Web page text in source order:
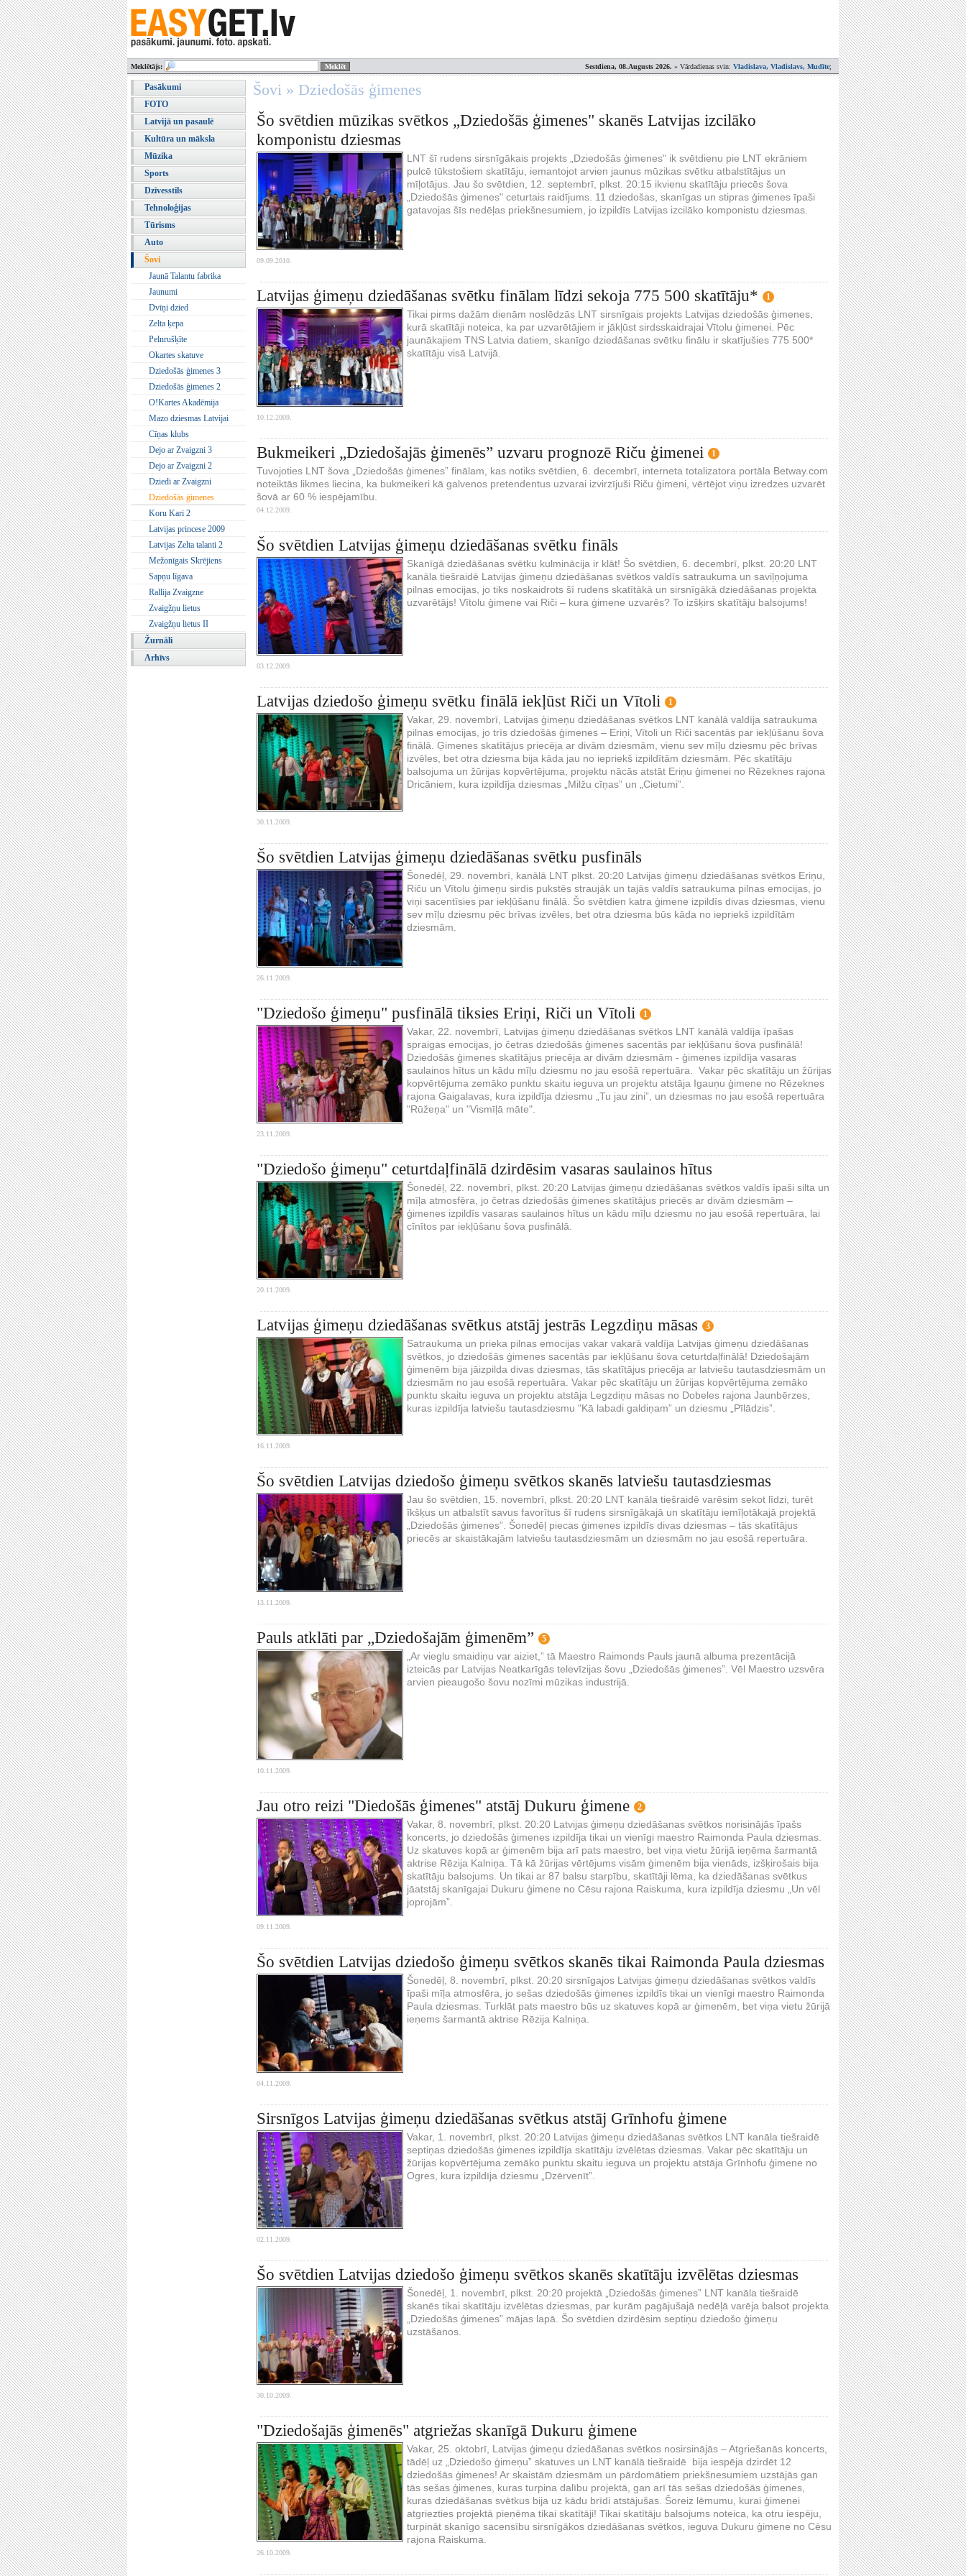
Sestdiena, 08.Augusts 2026. » Vārdadienas svin: Vladislava, Vladislavs, Mudīte;
Meklētājs:
Pasākumi
FOTO
Latvijā un pasaulē
Kultūra un māksla
Mūzika
Sports
Dzīvesstils
Tehnoloģijas
Tūrisms
Auto
Šovi
Jaunā Talantu fabrika
Jaunumi
Dvīņi dzied
Zelta ķepa
Pelnrušķīte
Okartes skatuve
Dziedošās ģimenes 3
Dziedošās ģimenes 2
O!Kartes Akadēmija
Mazo dziesmas Latvijai
Cīņas klubs
Dejo ar Zvaigzni 3
Dejo ar Zvaigzni 2
Dziedi ar Zvaigzni
Dziedošās ģimenes
Koru Kari 2
Latvijas princese 2009
Latvijas Zelta talanti 2
Mežonīgais Skrējiens
Sapņu līgava
Rallija Zvaigzne
Zvaigžņu lietus
Zvaigžņu lietus II
Žurnāli
Arhīvs
Šovi » Dziedošās ģimenes
Šo svētdien mūzikas svētkos „Dziedošās ģimenes" skanēs Latvijas izcilāko
komponistu dziesmas
LNT šī rudens sirsnīgākais projekts „Dziedošās ģimenes" ik svētdienu pie LNT ekrāniem
pulcē tūkstošiem skatītāju, iemantojot arvien jaunus mūzikas svētku atbalstītājus un
mīļotājus. Jau šo svētdien, 12. septembrī, plkst. 20:15 ikvienu skatītāju priecēs šova
„Dziedošās ģimenes" ceturtais raidījums. 11 dziedošas, skanīgas un stipras ģimenes īpaši
gatavojas šīs nedēļas priekšnesumiem, jo izpildīs Latvijas izcilāko komponistu dziesmas.
09.09.2010.
Latvijas ģimeņu dziedāšanas svētku finālam līdzi sekoja 775 500 skatītāju* 1
Tikai pirms dažām dienām noslēdzās LNT sirsnīgais projekts Latvijas dziedošās ģimenes,
kurā skatītāji noteica, ka par uzvarētājiem ir jākļūst sirdsskaidrajai Vītolu ģimenei. Pēc
jaunākajiem TNS Latvia datiem, skanīgo dziedāšanas svētku finālu ir skatījušies 775 500*
skatītāju visā Latvijā.
10.12.2009.
Bukmeikeri „Dziedošajās ģimenēs” uzvaru prognozē Riču ģimenei 1
Tuvojoties LNT šova „Dziedošās ģimenes” finālam, kas notiks svētdien, 6. decembrī, interneta totalizatora portāla Betway.com
noteiktās likmes liecina, ka bukmeikeri kā galvenos pretendentus uzvarai izvirzījuši Riču ģimeni, vērtējot viņu izredzes uzvarēt
šovā ar 60 % iespējamību.
04.12.2009.
Šo svētdien Latvijas ģimeņu dziedāšanas svētku fināls
Skanīgā dziedāšanas svētku kulminācija ir klāt! Šo svētdien, 6. decembrī, plkst. 20:20 LNT
kanāla tiešraidē Latvijas ģimeņu dziedāšanas svētkos valdīs satraukuma un saviļņojuma
pilnas emocijas, jo tiks noskaidrots šī rudens skatītākā un sirsnīgākā dziedāšanas projekta
uzvarētājs! Vītolu ģimene vai Riči – kura ģimene uzvarēs? To izšķirs skatītāju balsojums!
03.12.2009.
Latvijas dziedošo ģimeņu svētku finālā iekļūst Riči un Vītoli 1
Vakar, 29. novembrī, Latvijas ģimeņu dziedāšanas svētkos LNT kanālā valdīja satraukuma
pilnas emocijas, jo trīs dziedošās ģimenes – Eriņi, Vītoli un Riči sacentās par iekļūšanu šova
finālā. Ģimenes skatītājus priecēja ar divām dziesmām, vienu sev mīļu dziesmu pēc brīvas
izvēles, bet otra dziesma bija kāda jau no iepriekš izpildītām dziesmām. Pēc skatītāju
balsojuma un žūrijas kopvērtējuma, projektu nācās atstāt Eriņu ģimenei no Rēzeknes rajona
Dricāniem, kura izpildīja dziesmas „Milžu cīņas” un „Cietumi”.
30.11.2009.
Šo svētdien Latvijas ģimeņu dziedāšanas svētku pusfināls
Šonedēļ, 29. novembrī, kanālā LNT plkst. 20:20 Latvijas ģimeņu dziedāšanas svētkos Eriņu,
Riču un Vītolu ģimeņu sirdis pukstēs straujāk un tajās valdīs satraukuma pilnas emocijas, jo
viņi sacentīsies par iekļūšanu finālā. Šo svētdien katra ģimene izpildīs divas dziesmas, vienu
sev mīļu dziesmu pēc brīvas izvēles, bet otra dziesma būs kāda no iepriekš izpildītām
dziesmām.
26.11.2009.
"Dziedošo ģimeņu" pusfinālā tiksies Eriņi, Riči un Vītoli 1
Vakar, 22. novembrī, Latvijas ģimeņu dziedāšanas svētkos LNT kanālā valdīja īpašas
spraigas emocijas, jo četras dziedošās ģimenes sacentās par iekļūšanu šova pusfinālā!
Dziedošās ģimenes skatītājus priecēja ar divām dziesmām - ģimenes izpildīja vasaras
saulainos hītus un kādu mīļu dziesmu no jau esošā repertuāra. Vakar pēc skatītāju un žūrijas
kopvērtējuma zemāko punktu skaitu ieguva un projektu atstāja Igauņu ģimene no Rēzeknes
rajona Gaigalavas, kura izpildīja dziesmu „Tu jau zini”, un dziesmas no jau esošā repertuāra
"Rūžeņa" un "Vismīļā māte".
23.11.2009.
"Dziedošo ģimeņu" ceturtdaļfinālā dzirdēsim vasaras saulainos hītus
Šonedēļ, 22. novembrī, plkst. 20:20 Latvijas ģimeņu dziedāšanas svētkos valdīs īpaši silta un
mīļa atmosfēra, jo četras dziedošās ģimenes skatītājus priecēs ar divām dziesmām –
ģimenes izpildīs vasaras saulainos hītus un kādu mīļu dziesmu no jau esošā repertuāra, lai
cīnītos par iekļūšanu šova pusfinālā.
20.11.2009.
Latvijas ģimeņu dziedāšanas svētkus atstāj jestrās Legzdiņu māsas 3
Satraukuma un prieka pilnas emocijas vakar vakarā valdīja Latvijas ģimeņu dziedāšanas
svētkos, jo dziedošās ģimenes sacentās par iekļūšanu šova ceturtdaļfinālā! Dziedošajām
ģimenēm bija jāizpilda divas dziesmas, tās skatītājus priecēja ar latviešu tautasdziesmām un
dziesmām no jau esošā repertuāra. Vakar pēc skatītāju un žūrijas kopvērtējuma zemāko
punktu skaitu ieguva un projektu atstāja Legzdiņu māsas no Dobeles rajona Jaunbērzes,
kuras izpildīja latviešu tautasdziesmu "Kā labadi galdiņam” un dziesmu „Pīlādzis”.
16.11.2009.
Šo svētdien Latvijas dziedošo ģimeņu svētkos skanēs latviešu tautasdziesmas
Jau šo svētdien, 15. novembrī, plkst. 20:20 LNT kanāla tiešraidē varēsim sekot līdzi, turēt
īkšķus un atbalstīt savus favorītus šī rudens sirsnīgākajā un skatītāju iemīļotākajā projektā
„Dziedošās ģimenes”. Šonedēļ piecas ģimenes izpildīs divas dziesmas – tās skatītājus
priecēs ar skaistākajām latviešu tautasdziesmām un dziesmām no jau esošā repertuāra.
13.11.2009.
Pauls atklāti par „Dziedošajām ģimenēm” 5
„Ar vieglu smaidiņu var aiziet,” tā Maestro Raimonds Pauls jaunā albuma prezentācijā
izteicās par Latvijas Neatkarīgās televīzijas šovu „Dziedošās ģimenes”. Vēl Maestro uzsvēra
arvien pieaugošo šovu nozīmi mūzikas industrijā.
10.11.2009.
Jau otro reizi "Diedošās ģimenes" atstāj Dukuru ģimene 2
Vakar, 8. novembrī, plkst. 20:20 Latvijas ģimeņu dziedāšanas svētkos norisinājās īpašs
koncerts, jo dziedošās ģimenes izpildīja tikai un vienīgi maestro Raimonda Paula dziesmas.
Uz skatuves kopā ar ģimenēm bija arī pats maestro, bet viņa vietu žūrijā ieņēma šarmantā
aktrise Rēzija Kalniņa. Tā kā žūrijas vērtējums visām ģimenēm bija vienāds, izšķirošais bija
skatītāju balsojums. Un tikai ar 87 balsu starpību, skatītāji lēma, ka dziedāšanas svētkus
jāatstāj skanīgajai Dukuru ģimene no Cēsu rajona Raiskuma, kura izpildīja dziesmu „Un vēl
joprojām”.
09.11.2009.
Šo svētdien Latvijas dziedošo ģimeņu svētkos skanēs tikai Raimonda Paula dziesmas
Šonedēļ, 8. novembrī, plkst. 20:20 sirsnīgajos Latvijas ģimeņu dziedāšanas svētkos valdīs
īpaši mīļa atmosfēra, jo sešas dziedošās ģimenes izpildīs tikai un vienīgi maestro Raimonda
Paula dziesmas. Turklāt pats maestro būs uz skatuves kopā ar ģimenēm, bet viņa vietu žūrijā
ieņems šarmantā aktrise Rēzija Kalniņa.
04.11.2009.
Sirsnīgos Latvijas ģimeņu dziedāšanas svētkus atstāj Grīnhofu ģimene
Vakar, 1. novembrī, plkst. 20:20 Latvijas ģimeņu dziedāšanas svētkos LNT kanāla tiešraidē
septiņas dziedošās ģimenes izpildīja skatītāju izvēlētas dziesmas. Vakar pēc skatītāju un
žūrijas kopvērtējuma zemāko punktu skaitu ieguva un projektu atstāja Grīnhofu ģimene no
Ogres, kura izpildīja dziesmu „Dzērvenīt”.
02.11.2009.
Šo svētdien Latvijas dziedošo ģimeņu svētkos skanēs skatītāju izvēlētas dziesmas
Šonedēļ, 1. novembrī, plkst. 20:20 projektā „Dziedošās ģimenes” LNT kanāla tiešraidē
skanēs tikai skatītāju izvēlētas dziesmas, par kurām pagājušajā nedēļā varēja balsot projekta
„Dziedošās ģimenes” mājas lapā. Šo svētdien dzirdēsim septiņu dziedošo ģimeņu
uzstāšanos.
30.10.2009.
"Dziedošajās ģimenēs" atgriežas skanīgā Dukuru ģimene
Vakar, 25. oktobrī, Latvijas ģimeņu dziedāšanas svētkos nosirsinājās – Atgriešanās koncerts,
tādēļ uz „Dziedošo ģimeņu” skatuves un LNT kanālā tiešraidē bija iespēja dzirdēt 12
dziedošās ģimenes! Ar skaistām dziesmām un pārdomātiem priekšnesumiem uzstājās gan
tās sešas ģimenes, kuras turpina dalību projektā, gan arī tās sešas dziedošās ģimenes,
kuras dziedāšanas svētkus bija uz kādu brīdi atstājušas. Šoreiz lēmumu, kurai ģimenei
atgriezties projektā pieņēma tikai skatītāji! Tikai skatītāju balsojums noteica, ka otru iespēju,
turpināt skanīgo sacensību sirsnīgākos dziedāšanas svētkos, ieguva Dukuru ģimene no Cēsu
rajona Raiskuma.
26.10.2009.